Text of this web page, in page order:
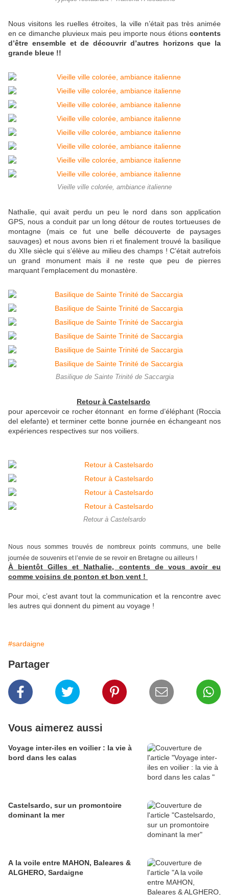
Nous visitons les ruelles étroites, la ville n’était pas très animée
en ce dimanche pluvieux mais peu importe nous étions contents
d’être ensemble et de découvrir d’autres horizons que la
grande bleue !!
Vieille ville colorée, ambiance italienne
Nathalie, qui avait perdu un peu le nord dans son application
GPS, nous a conduit par un long détour de routes tortueuses de
montagne (mais ce fut une belle découverte de paysages
sauvages) et nous avons bien ri et finalement trouvé la basilique
du XIIe siècle qui s’élève au milieu des champs ! C’était autrefois
un grand monument mais il ne reste que peu de pierres
marquant l’emplacement du monastère.
Basilique de Sainte Trinité de Saccargia
Retour à Castelsardo
pour apercevoir ce rocher étonnant en forme d’éléphant (Roccia
del elefante) et terminer cette bonne journée en échangeant nos
expériences respectives sur nos voiliers.
Retour à Castelsardo
Nous nous sommes trouvés de nombreux points communs, une belle
journée de souvenirs et l’envie de se revoir en Bretagne ou ailleurs !
À bientôt Gilles et Nathalie, contents de vous avoir eu
comme voisins de ponton et bon vent !
Pour moi, c’est avant tout la communication et la rencontre avec
les autres qui donnent du piment au voyage !
#sardaigne
Partager
Vous aimerez aussi
Voyage inter-iles en voilier : la vie à
bord dans les calas
Castelsardo, sur un promontoire
dominant la mer
A la voile entre MAHON, Baleares &
ALGHERO, Sardaigne